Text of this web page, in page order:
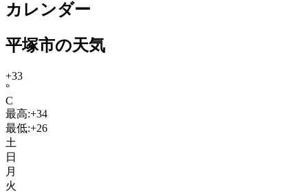
カレンダー
平塚市の天気
+33
°
C
最高:+34
最低:+26
土
日
月
火